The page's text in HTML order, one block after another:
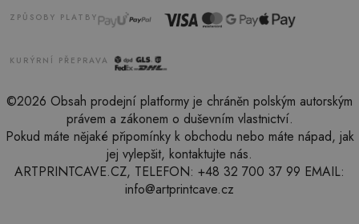
KURÝRNÍ PŘEPRAVA
ZPŮSOBY PLATBY
©2026 Obsah prodejní platformy je chráněn polským autorským
právem a zákonem o duševním vlastnictví.
Pokud máte nějaké připomínky k obchodu nebo máte nápad, jak
jej vylepšit, kontaktujte nás.
ARTPRINTCAVE.CZ, TELEFON: +48 32 700 37 99 EMAIL:
info@artprintcave.cz